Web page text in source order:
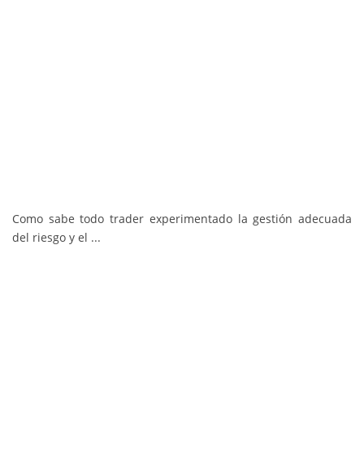
Como sabe todo trader experimentado la gestión adecuada
del riesgo y el ...